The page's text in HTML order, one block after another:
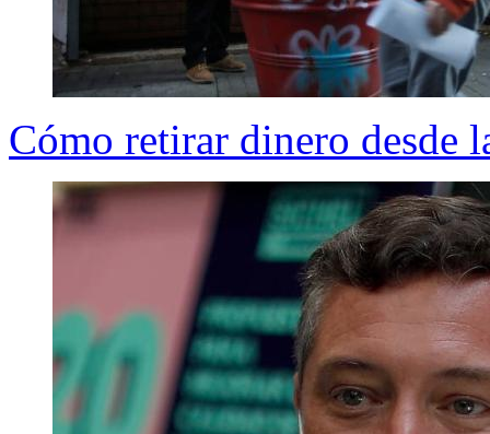
Cómo retirar dinero desde